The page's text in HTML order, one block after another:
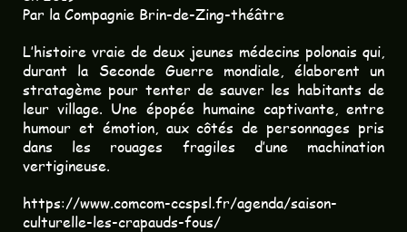
Par la Compagnie Brin-de-Zing-théâtre
L’histoire vraie de deux jeunes médecins polonais qui,
durant la Seconde Guerre mondiale, élaborent un
stratagème pour tenter de sauver les habitants de
leur village. Une épopée humaine captivante, entre
humour et émotion, aux côtés de personnages pris
dans les rouages fragiles d’une machination
vertigineuse.
https://www.comcom-ccspsl.fr/agenda/saison-
culturelle-les-crapauds-fous/